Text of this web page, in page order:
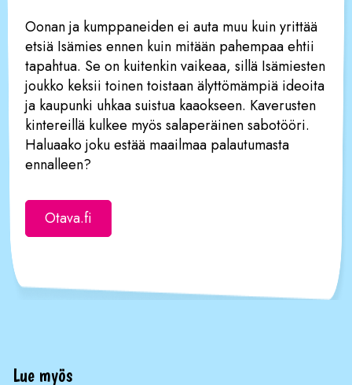
Oonan ja kumppaneiden ei auta muu kuin yrittää
etsiä Isämies ennen kuin mitään pahempaa ehtii
tapahtua. Se on kuitenkin vaikeaa, sillä Isämiesten
joukko keksii toinen toistaan älyttömämpiä ideoita
ja kaupunki uhkaa suistua kaaokseen. Kaverusten
kintereillä kulkee myös salaperäinen sabotööri.
Haluaako joku estää maailmaa palautumasta
ennalleen?
Otava.fi
Lue myös